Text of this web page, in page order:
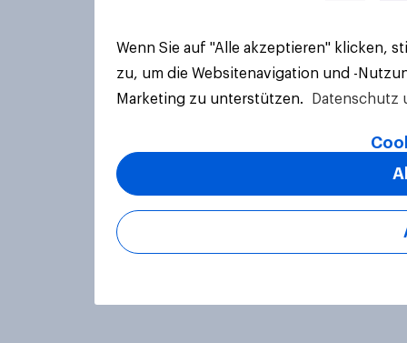
Wenn Sie auf "Alle akzeptieren" klicken,
zu, um die Websitenavigation und -
Marketing zu unterstützen.
Datenschutz